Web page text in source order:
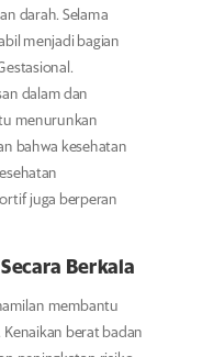
darah. Selama
menjadi bagian
dalam dan
menurunkan
bahwa kesehatan
juga berperan
Berkala
membantu
berat badan